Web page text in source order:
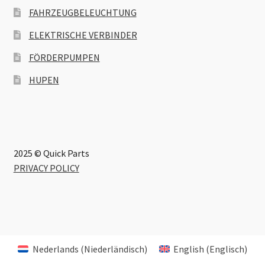
FAHRZEUGBELEUCHTUNG
ELEKTRISCHE VERBINDER
FÖRDERPUMPEN
HUPEN
2025 © Quick Parts
PRIVACY POLICY
Nederlands (Niederländisch) English (Englisch)